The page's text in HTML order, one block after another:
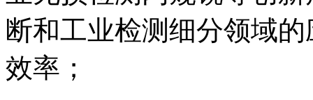
断和工业检测细分领域
效率；